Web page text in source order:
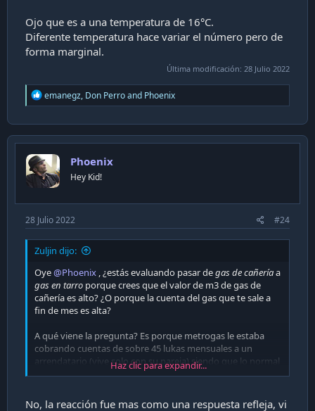
Ojo que es a una temperatura de 16°C.
Diferente temperatura hace variar el número pero de
forma marginal.
Última modificación: 28 Julio 2022
R
e
c
t
o
n
s
emanegz, Don Perroand Phoenix
Phoenix
Hey Kid!
28 Julio 2022 #24
Zuljin dijo:
Oye@Phoenix , ¿estás evaluando pasar degas de cañeríaa
gas en tarro porque crees que el valor de m3 de gas de
cañería es alto? ¿O porque la cuenta del gas que te sale a
fin de mes es alta?
A qué viene la pregunta? Es porque metrogas le estaba
cobrando cuentas de sobre 45 lukas mensuales a un
arrendatario (vive solo con su pareja) siendo que lo normal
en el resto de los departamentos que también tienen
Haz clic para expandir...
No, la reacción fue mas como una respuesta refleja, vi